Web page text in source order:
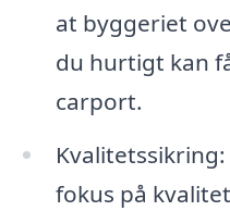
at byggeriet
du hurtigt kan
carport.
fokus på